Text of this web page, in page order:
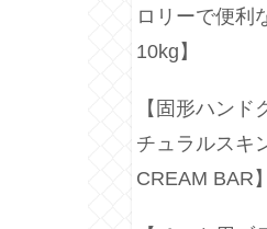
ロリーで便利
10kg】
【固形ハン
チュラルスキ
CREAM BAR】